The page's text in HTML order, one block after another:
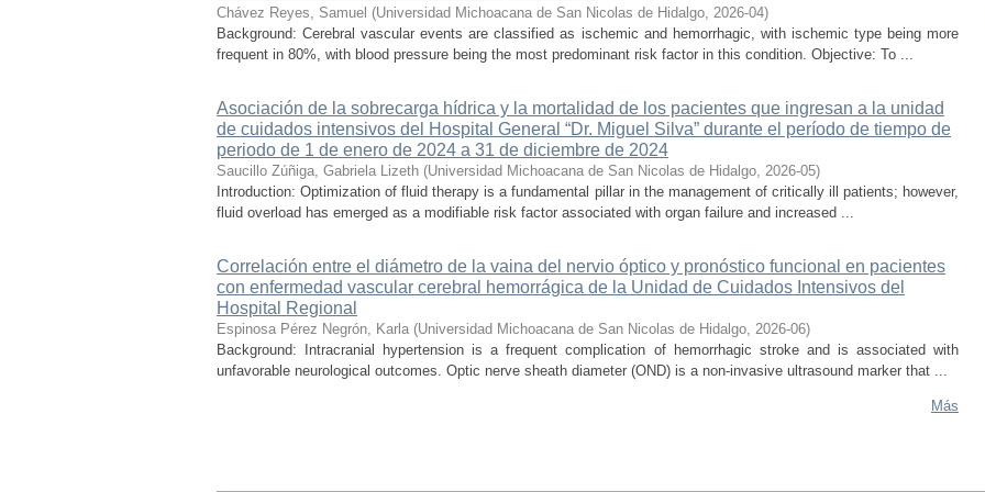
Chávez Reyes, Samuel (Universidad Michoacana de San Nicolas de Hidalgo, 2026-04)
Background: Cerebral vascular events are classified as ischemic and hemorrhagic, with ischemic type being more
frequent in 80%, with blood pressure being the most predominant risk factor in this condition. Objective: To ...
Asociación de la sobrecarga hídrica y la mortalidad de los pacientes que ingresan a la unidad
de cuidados intensivos del Hospital General “Dr. Miguel Silva” durante el período de tiempo de
periodo de 1 de enero de 2024 a 31 de diciembre de 2024
Saucillo Zúñiga, Gabriela Lizeth (Universidad Michoacana de San Nicolas de Hidalgo, 2026-05)
Introduction: Optimization of fluid therapy is a fundamental pillar in the management of critically ill patients; however,
fluid overload has emerged as a modifiable risk factor associated with organ failure and increased ...
Correlación entre el diámetro de la vaina del nervio óptico y pronóstico funcional en pacientes
con enfermedad vascular cerebral hemorrágica de la Unidad de Cuidados Intensivos del
Hospital Regional
Espinosa Pérez Negrón, Karla (Universidad Michoacana de San Nicolas de Hidalgo, 2026-06)
Background: Intracranial hypertension is a frequent complication of hemorrhagic stroke and is associated with
unfavorable neurological outcomes. Optic nerve sheath diameter (OND) is a non-invasive ultrasound marker that ...
Más